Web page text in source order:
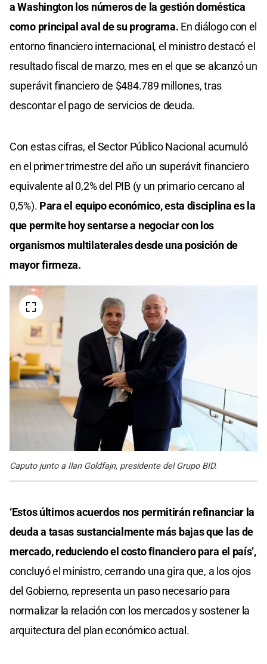
a Washington los números de la gestión doméstica
como principal aval de su programa. En diálogo con el
entorno financiero internacional, el ministro destacó el
resultado fiscal de marzo, mes en el que se alcanzó un
superávit financiero de $484.789 millones, tras
descontar el pago de servicios de deuda.
Con estas cifras, el Sector Público Nacional acumuló
en el primer trimestre del año un superávit financiero
equivalente al 0,2% del PIB (y un primario cercano al
0,5%). Para el equipo económico, esta disciplina es la
que permite hoy sentarse a negociar con los
organismos multilaterales desde una posición de
mayor firmeza.
Caputo junto a Ilan Goldfajn, presidente del Grupo BID.
‘Estos últimos acuerdos nos permitirán refinanciar la
deuda a tasas sustancialmente más bajas que las de
mercado, reduciendo el costo financiero para el país’,
concluyó el ministro, cerrando una gira que, a los ojos
del Gobierno, representa un paso necesario para
normalizar la relación con los mercados y sostener la
arquitectura del plan económico actual.